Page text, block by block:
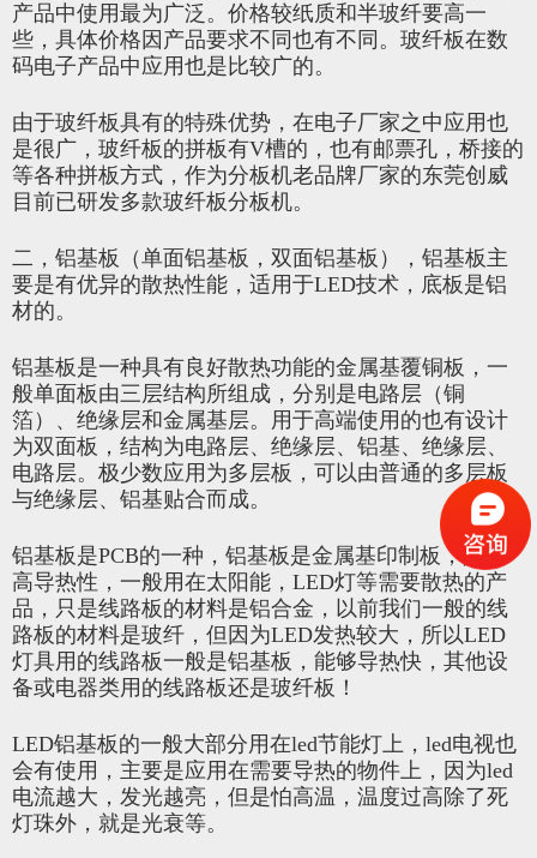
产品中使用最为广泛。价格较纸质和半玻纤要高一
些，具体价格因产品要求不同也有不同。玻纤板在数
码电子产品中应用也是比较广的。
由于玻纤板具有的特殊优势，在电子厂家之中应用也
是很广，玻纤板的拼板有V槽的，也有邮票孔，桥接的
等各种拼板方式，作为分板机老品牌厂家的东莞创威
目前已研发多款玻纤板分板机。
二，铝基板（单面铝基板，双面铝基板），铝基板主
要是有优异的散热性能，适用于LED技术，底板是铝
材的。
铝基板是一种具有良好散热功能的金属基覆铜板，一
般单面板由三层结构所组成，分别是电路层（铜
箔）、绝缘层和金属基层。用于高端使用的也有设计
为双面板，结构为电路层、绝缘层、铝基、绝缘层、
电路层。极少数应用为多层板，可以由普通的多层板
与绝缘层、铝基贴合而成。
铝基板是PCB的一种，铝基板是金属基印制板，具有
高导热性，一般用在太阳能，LED灯等需要散热的产
品，只是线路板的材料是铝合金，以前我们一般的线
路板的材料是玻纤，但因为LED发热较大，所以LED
灯具用的线路板一般是铝基板，能够导热快，其他设
备或电器类用的线路板还是玻纤板！
LED铝基板的一般大部分用在led节能灯上，led电视也
会有使用，主要是应用在需要导热的物件上，因为led
电流越大，发光越亮，但是怕高温，温度过高除了死
灯珠外，就是光衰等。